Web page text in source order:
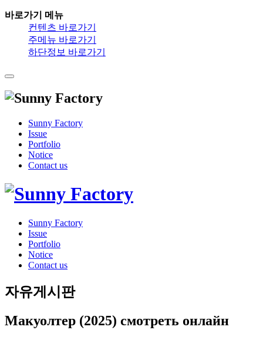
바로가기 메뉴
컨텐츠 바로가기
주메뉴 바로가기
하단정보 바로가기
Sunny Factory
Issue
Portfolio
Notice
Contact us
Sunny Factory
Issue
Portfolio
Notice
Contact us
자유게시판
Макуолтер (2025) смотреть онлайн